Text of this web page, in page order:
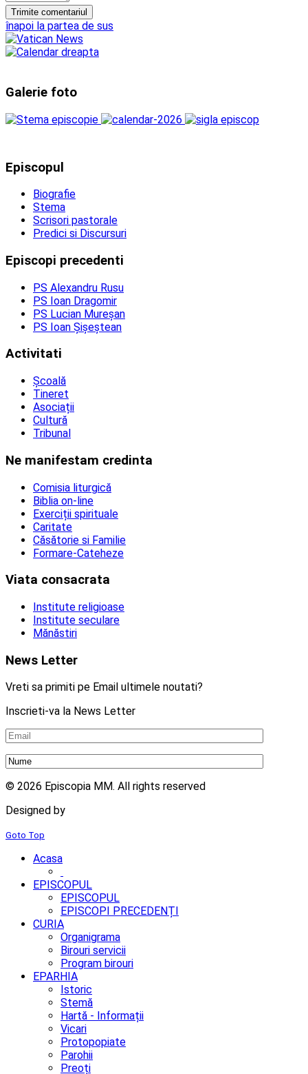
înapoi la partea de sus
Galerie foto
Episcopul
Biografie
Stema
Scrisori pastorale
Predici si Discursuri
Episcopi precedenti
PS Alexandru Rusu
PS Ioan Dragomir
PS Lucian Mureșan
PS Ioan Șișeștean
Activitati
Școală
Tineret
Asociații
Cultură
Tribunal
Ne manifestam credinta
Comisia liturgică
Biblia on-line
Exerciții spirituale
Caritate
Căsătorie si Familie
Formare-Cateheze
Viata consacrata
Institute religioase
Institute seculare
Mănăstiri
News Letter
Vreti sa primiti pe Email ultimele noutati?
Inscrieti-va la News Letter
© 2026 Episcopia MM. All rights reserved
Designed by
Goto Top
Acasa
EPISCOPUL
EPISCOPUL
EPISCOPI PRECEDENȚI
CURIA
Organigrama
Birouri servicii
Program birouri
EPARHIA
Istoric
Stemă
Hartă - Informații
Vicari
Protopopiate
Parohii
Preoți